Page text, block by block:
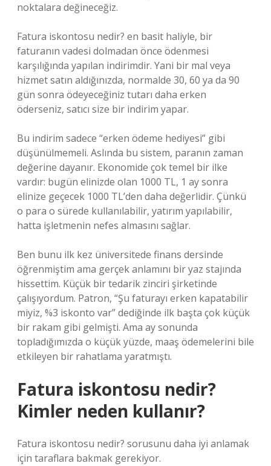
noktalara değineceğiz.
Fatura iskontosu nedir? en basit haliyle, bir
faturanın vadesi dolmadan önce ödenmesi
karşılığında yapılan indirimdir. Yani bir mal veya
hizmet satın aldığınızda, normalde 30, 60 ya da 90
gün sonra ödeyeceğiniz tutarı daha erken
öderseniz, satıcı size bir indirim yapar.
Bu indirim sadece “erken ödeme hediyesi” gibi
düşünülmemeli. Aslında bu sistem, paranın zaman
değerine dayanır. Ekonomide çok temel bir ilke
vardır: bugün elinizde olan 1000 TL, 1 ay sonra
elinize geçecek 1000 TL’den daha değerlidir. Çünkü
o para o sürede kullanılabilir, yatırım yapılabilir,
hatta işletmenin nefes almasını sağlar.
Ben bunu ilk kez üniversitede finans dersinde
öğrenmiştim ama gerçek anlamını bir yaz stajında
hissettim. Küçük bir tedarik zinciri şirketinde
çalışıyordum. Patron, “Şu faturayı erken kapatabilir
miyiz, %3 iskonto var” dediğinde ilk başta çok küçük
bir rakam gibi gelmişti. Ama ay sonunda
topladığımızda o küçük yüzde, maaş ödemelerini bile
etkileyen bir rahatlama yaratmıştı.
Fatura iskontosu nedir?
Kimler neden kullanır?
Fatura iskontosu nedir? sorusunu daha iyi anlamak
için taraflara bakmak gerekiyor.